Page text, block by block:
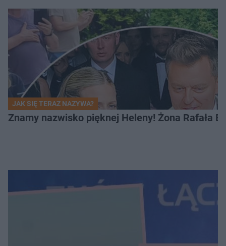
JAK SIĘ TERAZ NAZYWA?
Znamy nazwisko pięknej Heleny! Żona Rafała